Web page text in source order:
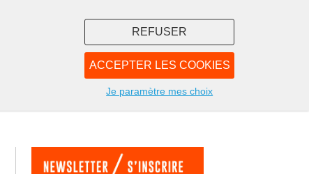
ACCEPTER LES COOKIES
REFUSER
Je paramètre mes choix
NOUS